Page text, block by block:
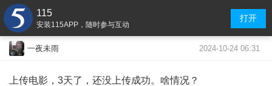
115
安装115APP，随时参与互动
打开
一夜未雨 2024-10-24 06:31
上传电影，3天了，还没上传成功。啥情况？